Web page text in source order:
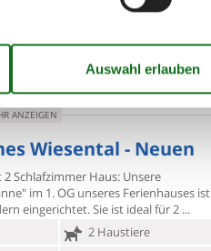
Kein Haustier
1 Badezimmer
ANZEIGEN
Wiesental - Neuen
Schlafzimmer Haus: Unsere
im 1. OG unseres Ferienhauses ist
eingerichtet. Sie ist ideal für 2
2 Haustiere